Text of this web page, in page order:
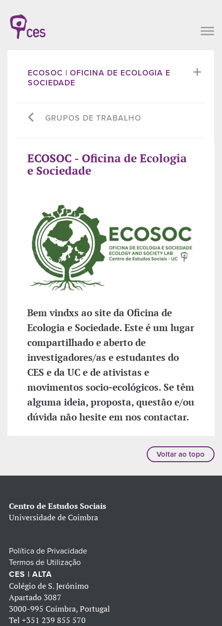
ECOSOC | OFICINA DE ECOLOGIA E
SOCIEDADE
GRUPOS DE TRABALHO
ECOSOC - Oficina de Ecologia
e Sociedade
Bem vindxs ao site da Oficina de
Ecologia e Sociedade. Este é um lugar
compartilhado e aberto de
investigadores/as e estudantes do
CES e da UC e de ativistas e
movimentos socio-ecológicos. Se têm
alguma ideia, proposta, questão e/ou
dúvida não hesite em nos contactar.
Voltar ao topo
Centro de Estudos Sociais
Universidade de Coimbra
Política de Privacidade
Termos de Utilização
CES | ALTA
Colégio de S. Jerónimo
Apartado 3087
3000-995 Coimbra, Portugal
Tel +351 239 855 570